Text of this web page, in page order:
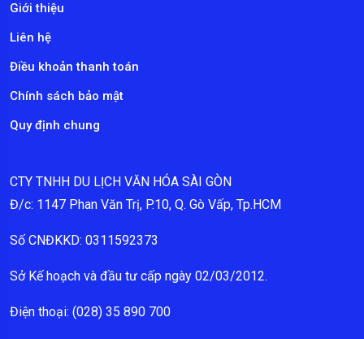
Giới thiệu
Liên hệ
Điều khoản thanh toán
Chính sách bảo mật
Quy định chung
CTY TNHH DU LỊCH VĂN HÓA SÀI GÒN
Đ/c: 1147 Phan Văn Trị, P.10, Q. Gò Vấp, Tp.HCM
Số CNĐKKD: 0311592373
Sở Kế hoạch và đầu tư cấp ngày 02/03/2012.
Điện thoại: (028) 35 890 700